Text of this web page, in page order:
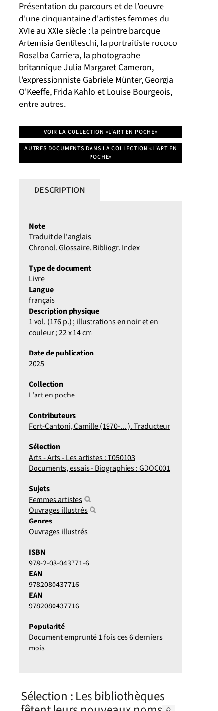
Présentation du parcours et de l'oeuvre
d'une cinquantaine d'artistes femmes du
XVIe au XXIe siècle : la peintre baroque
Artemisia Gentileschi, la portraitiste rococo
Rosalba Carriera, la photographe
britannique Julia Margaret Cameron,
l'expressionniste Gabriele Münter, Georgia
O'Keeffe, Frida Kahlo et Louise Bourgeois,
entre autres.
VOIR LA COLLECTION «L'ART EN POCHE»
AUTRES DOCUMENTS DANS LA COLLECTION «L'ART EN
POCHE»
DESCRIPTION
Note
Traduit de l'anglais
Chronol. Glossaire. Bibliogr. Index
Type de document
Livre
Langue
français
Description physique
1 vol. (176 p.) ; illustrations en noir et en
couleur ; 22 x 14 cm
Date de publication
2025
Collection
L'art en poche
Contributeurs
Fort-Cantoni, Camille (1970-....). Traducteur
Sélection
Arts - Arts - Les artistes : T050103
Documents, essais - Biographies : GDOC001
Sujets
Femmes artistes
Ouvrages illustrés
Genres
Ouvrages illustrés
ISBN
978-2-08-043771-6
EAN
9782080437716
EAN
9782080437716
Popularité
Document emprunté 1 fois ces 6 derniers
mois
Sélection : Les bibliothèques